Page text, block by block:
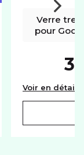
Non
Flex double
Verre
pour
Voir en détail